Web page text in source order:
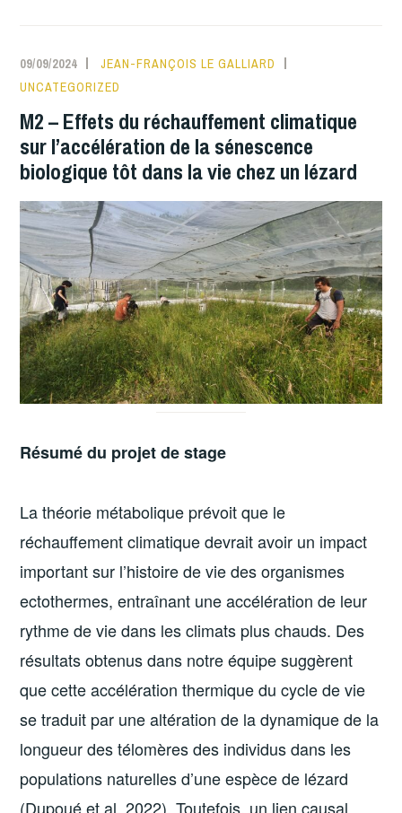
09/09/2024
JEAN-FRANÇOIS LE GALLIARD
UNCATEGORIZED
M2 – Effets du réchauffement climatique
sur l’accélération de la sénescence
biologique tôt dans la vie chez un lézard
Résumé du projet de stage
La théorie métabolique prévoit que le
réchauffement climatique devrait avoir un impact
important sur l’histoire de vie des organismes
ectothermes, entraînant une accélération de leur
rythme de vie dans les climats plus chauds. Des
résultats obtenus dans notre équipe suggèrent
que cette accélération thermique du cycle de vie
se traduit par une altération de la dynamique de la
longueur des télomères des individus dans les
populations naturelles d’une espèce de lézard
(Dupoué et al. 2022). Toutefois, un lien causal